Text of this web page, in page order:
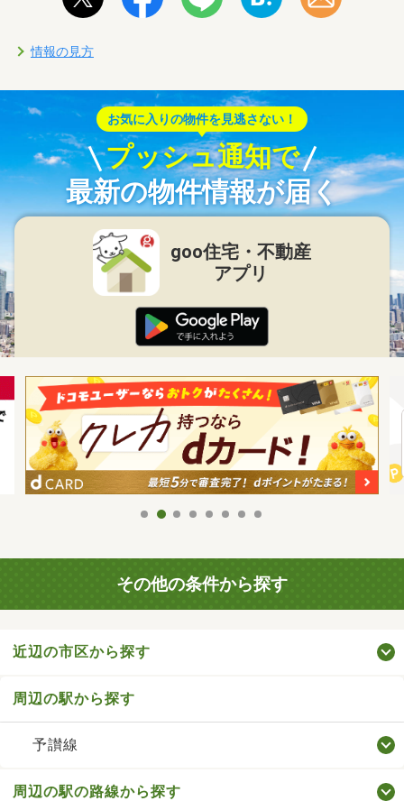
情報の見方
お気に入りの物件を見逃さない！
プッシュ通知で
最新の物件情報が届く
goo住宅・不動産
アプリ
その他の条件から探す
近辺の市区から探す
周辺の駅から探す
予讃線
周辺の駅の路線から探す